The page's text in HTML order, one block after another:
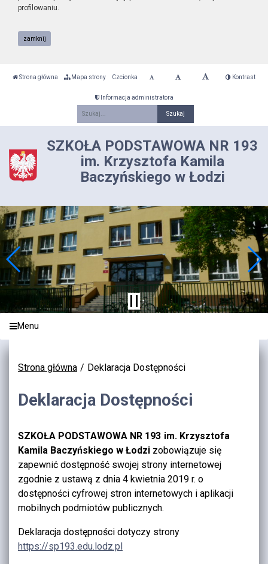
profilowaniu.
zamknij
Strona główna Mapa strony Czcionka Kontrast
Informacja administratora
SZKOŁA PODSTAWOWA NR 193
im. Krzysztofa Kamila
Baczyńskiego w Łodzi
Menu
Strona główna Deklaracja Dostępności
Deklaracja Dostępności
SZKOŁA PODSTAWOWA NR 193 im. Krzysztofa
Kamila Baczyńskiego w Łodzi zobowiązuje się
zapewnić dostępność swojej strony internetowej
zgodnie z ustawą z dnia 4 kwietnia 2019 r. o
dostępności cyfrowej stron internetowych i aplikacji
mobilnych podmiotów publicznych.
Deklaracja dostępności dotyczy strony
https://sp193.edu.lodz.pl